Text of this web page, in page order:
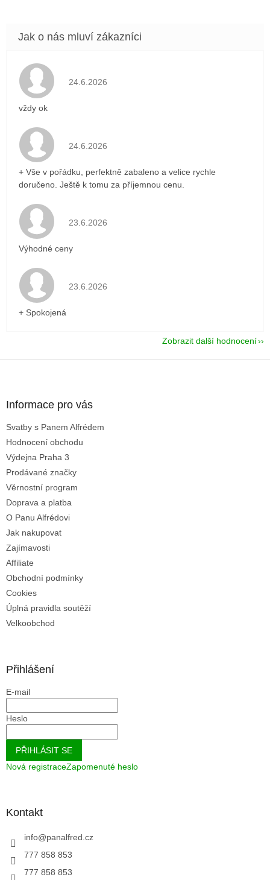
Hodnocení obchodu je 5 z 5 hvězdiček.
24.6.2026
vždy ok
Hodnocení obchodu je 5 z 5 hvězdiček.
24.6.2026
+ Vše v pořádku, perfektně zabaleno a velice rychle
doručeno. Ještě k tomu za příjemnou cenu.
Hodnocení obchodu je 5 z 5 hvězdiček.
23.6.2026
Výhodné ceny
Hodnocení obchodu je 5 z 5 hvězdiček.
23.6.2026
+ Spokojená
Zobrazit další hodnocení
Informace pro vás
Svatby s Panem Alfrédem
Hodnocení obchodu
Výdejna Praha 3
Prodávané značky
Věrnostní program
Doprava a platba
O Panu Alfrédovi
Jak nakupovat
Zajímavosti
Affiliate
Obchodní podmínky
Cookies
Úplná pravidla soutěží
Velkoobchod
Přihlášení
E-mail
Heslo
PŘIHLÁSIT SE
Nová registraceZapomenuté heslo
Kontakt
info@panalfred.cz
777 858 853
777 858 853